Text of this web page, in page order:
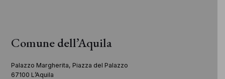
Comune dell’Aquila
Palazzo Margherita, Piazza del Palazzo
67100 L’Aquila